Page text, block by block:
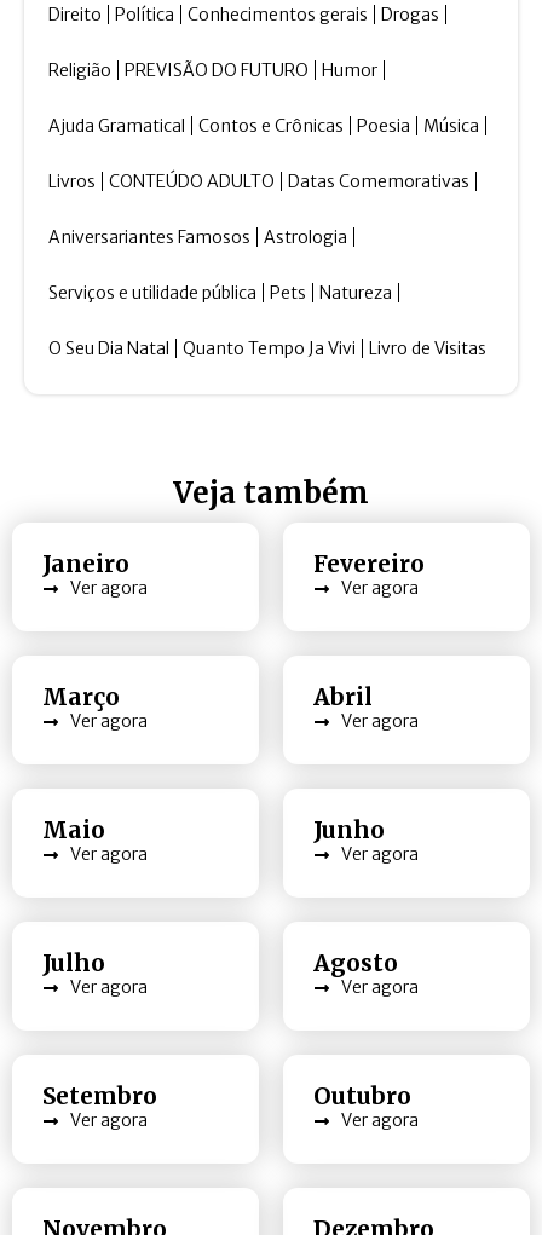
Direito Política Conhecimentos gerais Drogas
Religião PREVISÃO DO FUTURO Humor
Ajuda Gramatical Contos e Crônicas Poesia Música
Livros CONTEÚDO ADULTO Datas Comemorativas
Aniversariantes Famosos Astrologia
Serviços e utilidade pública Pets Natureza
O Seu Dia Natal Quanto Tempo Ja Vivi Livro de Visitas
Veja também
Janeiro
Ver agora
Fevereiro
Ver agora
Março
Ver agora
Abril
Ver agora
Maio
Ver agora
Junho
Ver agora
Julho
Ver agora
Agosto
Ver agora
Setembro
Ver agora
Outubro
Ver agora